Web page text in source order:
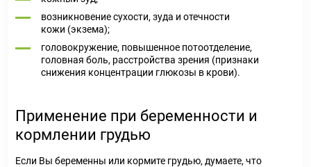
возникновение сухости, зуда и отечности
кожи (экзема);
головокружение, повышенное потоотделение,
головная боль, расстройства зрения (признаки
снижения концентрации глюкозы в крови).
Применение при беременности и
кормлении грудью
Если Вы беременны или кормите грудью, думаете, что